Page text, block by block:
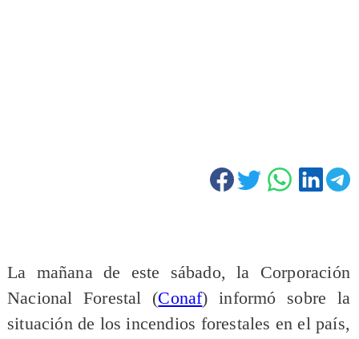
La mañana de este sábado, la Corporación
Nacional Forestal (​Conaf) informó sobre la
situación de los incendios forestales en el país,